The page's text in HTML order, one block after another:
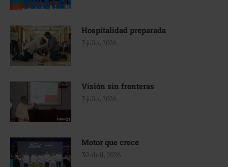
Hospitalidad preparada
3 julio, 2026
Visión sin fronteras
3 julio, 2026
Motor que crece
30 abril, 2026